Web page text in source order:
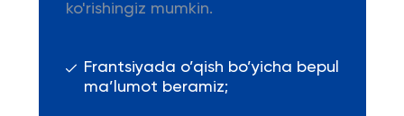
ko'rishingiz mumkin.
Frantsiyada o’qish bo’yicha bepul
ma’lumot beramiz;